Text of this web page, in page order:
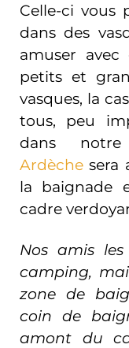
Celle-ci vous
dans des
amuser
petits et
vasques, la
tous, peu
dans
Ardèche sera
la baignade
cadre
Nos amis
camping,
zone de
coin de
amont du